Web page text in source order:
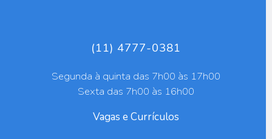
(11) 4777-0381
Segunda à quinta das 7h00 às 17h00
Sexta das 7h00 às 16h00
Vagas e Currículos